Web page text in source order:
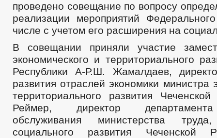
проведено совещание по вопросу
реализации мероприятий
числе с учетом его расширения на
В совещании приняли участие
экономического и территориального
Республики А-Р.Ш. Жамалдаев,
развития отраслей экономики министра
территориального развития
Реймер, директор
обслуживания министерства
социального развития Чеченской